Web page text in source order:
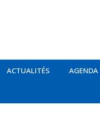
ACTUALITÉS AGENDA